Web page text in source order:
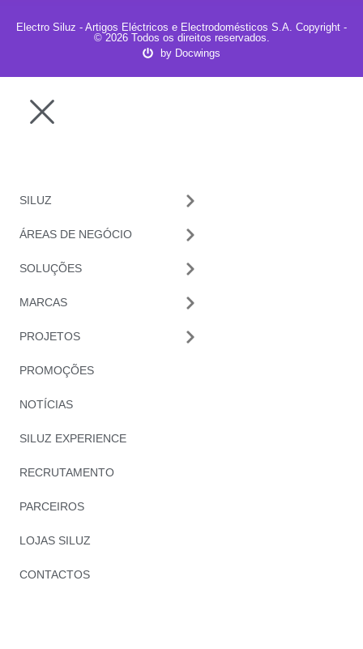
Electro Siluz - Artigos Eléctricos e Electrodomésticos S.A. Copyright -
© 2026 Todos os direitos reservados.
by Docwings
SILUZ
ÁREAS DE NEGÓCIO
SOLUÇÕES
MARCAS
PROJETOS
PROMOÇÕES
NOTÍCIAS
SILUZ EXPERIENCE
RECRUTAMENTO
PARCEIROS
LOJAS SILUZ
CONTACTOS